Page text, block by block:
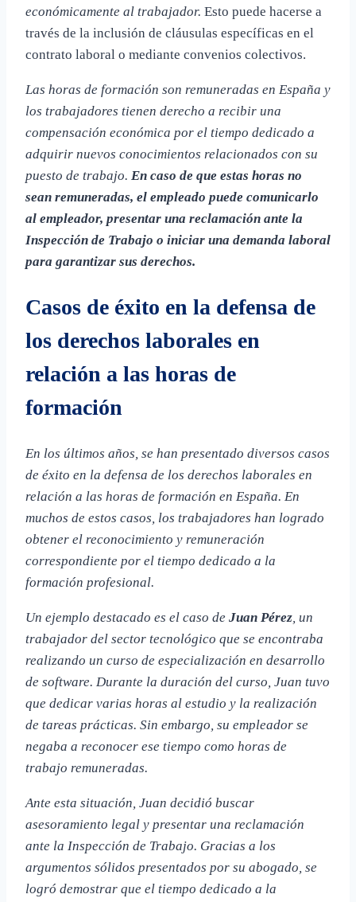
económicamente al trabajador. Esto puede hacerse a
través de la inclusión de cláusulas específicas en el
contrato laboral o mediante convenios colectivos.
Las horas de formación son remuneradas en España y
los trabajadores tienen derecho a recibir una
compensación económica por el tiempo dedicado a
adquirir nuevos conocimientos relacionados con su
puesto de trabajo. En caso de que estas horas no
sean remuneradas, el empleado puede comunicarlo
al empleador, presentar una reclamación ante la
Inspección de Trabajo o iniciar una demanda laboral
para garantizar sus derechos.
Casos de éxito en la defensa de
los derechos laborales en
relación a las horas de
formación
En los últimos años, se han presentado diversos casos
de éxito en la defensa de los derechos laborales en
relación a las horas de formación en España. En
muchos de estos casos, los trabajadores han logrado
obtener el reconocimiento y remuneración
correspondiente por el tiempo dedicado a la
formación profesional.
Un ejemplo destacado es el caso de Juan Pérez, un
trabajador del sector tecnológico que se encontraba
realizando un curso de especialización en desarrollo
de software. Durante la duración del curso, Juan tuvo
que dedicar varias horas al estudio y la realización
de tareas prácticas. Sin embargo, su empleador se
negaba a reconocer ese tiempo como horas de
trabajo remuneradas.
Ante esta situación, Juan decidió buscar
asesoramiento legal y presentar una reclamación
ante la Inspección de Trabajo. Gracias a los
argumentos sólidos presentados por su abogado, se
logró demostrar que el tiempo dedicado a la